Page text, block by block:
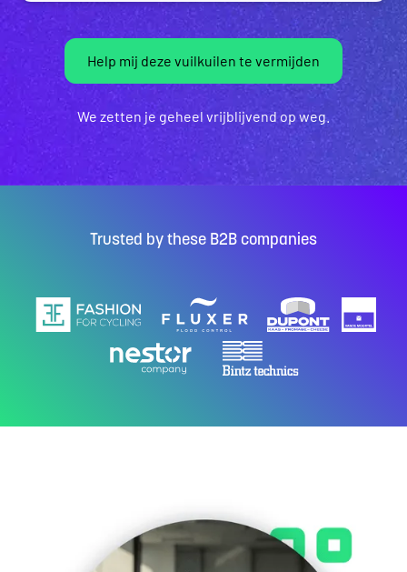
Help mij deze vuilkuilen te vermijden
We zetten je geheel vrijblijvend op weg.
Trusted by these B2B companies